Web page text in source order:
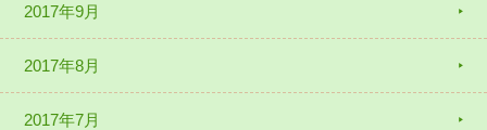
2017年9月
2017年8月
2017年7月